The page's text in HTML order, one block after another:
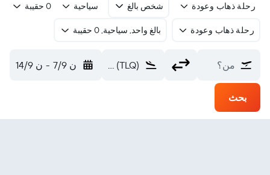
رحلة ذهاب وعودة شخص بالغ سياحية 0 حقيبة
رحلة ذهاب وعودة بالغ واحد, سياحية, 0 حقيبة
من؟ Jiaohe (TLQ) ن 7/9 - ن 14/9
بحث